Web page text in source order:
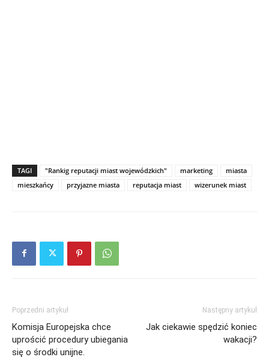
TAGI "Rankig reputacji miast wojewódzkich" marketing
miasta
mieszkańcy
przyjazne miasta reputacja miast wizerunek miast
Poprzedni artykuł
Komisja Europejska chce
uprościć procedury ubiegania
się o środki unijne.
Następny artykuł
Jak ciekawie spędzić koniec
wakacji?